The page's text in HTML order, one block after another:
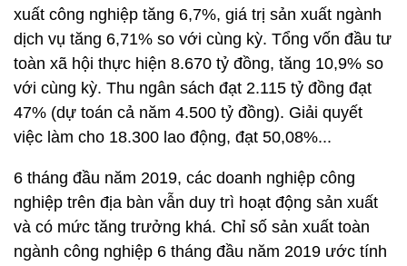
xuất công nghiệp tăng 6,7%, giá trị sản xuất ngành
dịch vụ tăng 6,71% so với cùng kỳ. Tổng vốn đầu tư
toàn xã hội thực hiện 8.670 tỷ đồng, tăng 10,9% so
với cùng kỳ. Thu ngân sách đạt 2.115 tỷ đồng đạt
47% (dự toán cả năm 4.500 tỷ đồng). Giải quyết
việc làm cho 18.300 lao động, đạt 50,08%...
6 tháng đầu năm 2019, các doanh nghiệp công
nghiệp trên địa bàn vẫn duy trì hoạt động sản xuất
và có mức tăng trưởng khá. Chỉ số sản xuất toàn
ngành công nghiệp 6 tháng đầu năm 2019 ước tính